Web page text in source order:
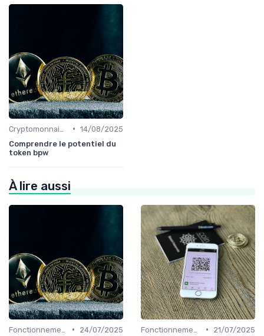
• 14/08/2025
Comprendre le potentiel du
token bpw
À lire aussi
•
24/07/2025
•
21/07/2025